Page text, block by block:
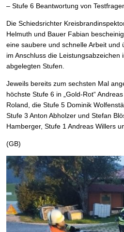
– Stufe 6 Beantwortung von
Die Schiedsrichter
Helmuth und Bauer Fabian
eine saubere und schnelle Arbeit und
im Anschluss die Leistungsabzeichen
abgelegten Stufen.
Jeweils bereits zum sechsten Mal
höchste Stufe 6 in „Gold-Rot“
Roland, die Stufe 5 Dominik
Stufe 3 Anton Abholzer und Stefan
Hamberger, Stufe 1 Andreas Willers
(GB)